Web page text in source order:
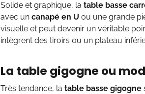
Solide et graphique, la table basse
avec un canapé en U ou une grande
visuelle et peut devenir un véritable
intègrent des tiroirs ou un plateau
La table gigogne ou
Très tendance, la table basse gigogne